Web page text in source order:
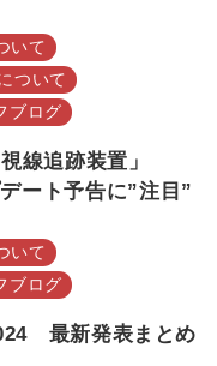
いて
ついて
ブログ
線追跡装置」
ート予告に”注目”
いて
ブログ
最新発表まとめ